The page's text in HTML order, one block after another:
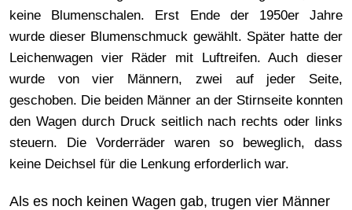
keine Blumenschalen. Erst Ende der 1950er Jahre
wurde dieser Blumenschmuck gewählt. Später hatte der
Leichenwagen vier Räder mit Luftreifen. Auch dieser
wurde von vier Männern, zwei auf jeder Seite,
geschoben. Die beiden Männer an der Stirnseite konnten
den Wagen durch Druck seitlich nach rechts oder links
steuern. Die Vorderräder waren so beweglich, dass
keine Deichsel für die Lenkung erforderlich war.
Als es noch keinen Wagen gab, trugen vier Männer